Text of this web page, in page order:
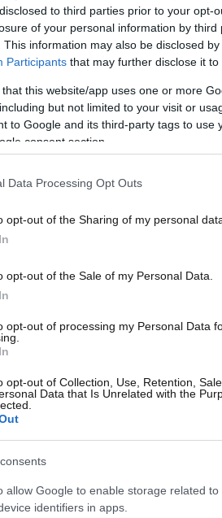
to third parties prior to your opt-
of your personal information by third
This information may also be disclosed
Participants that may further disclose it to
that this website/app uses one or more
but not limited to your visit or
to Google and its third-party tags to use
consent section.
Data Processing Opt Outs
opt-out of the Sharing of my personal
opt-out of the Sale of my Personal Data.
opt-out of processing my Personal Data
opt-out of Collection, Use, Retention,
Data that Is Unrelated with the
allow Google to enable storage related
identifiers in apps.
σπουδών των
τους στον Όμιλο και να
του αύριο.
εξέλιξης
AKTOR4thefuture, οι νέοι